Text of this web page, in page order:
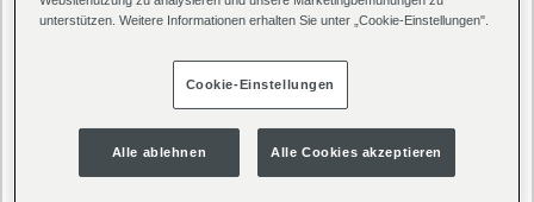
unterstützen. Weitere Informationen erhalten Sie unter „Cookie-Einstellungen".
Cookie-Einstellungen
Alle ablehnen Alle Cookies akzeptieren